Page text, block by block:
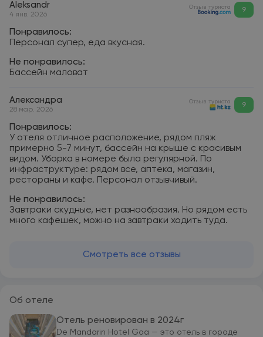
Aleksandr
4 янв. 2026
Отзыв туриста 9
Понравилось:
Персонал супер, еда вкусная.
Не понравилось:
Бассейн маловат
Александра
28 мар. 2026
Отзыв туриста 9
Понравилось:
У отеля отличное расположение, рядом пляж
примерно 5-7 минут, бассейн на крыше с красивым
видом. Уборка в номере была регулярной. По
инфраструктуре: рядом все, аптека, магазин,
рестораны и кафе. Персонал отзывчивый.
Не понравилось:
Завтраки скудные, нет разнообразия. Но рядом есть
много кафешек, можно на завтраки ходить туда.
Смотреть все отзывы
Об отеле
Отель реновирован в 2024г
De Mandarin Hotel Goa — это отель в городе